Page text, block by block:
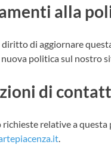
alla
di aggiornare
politica sul nostro
di
richieste relative a
.